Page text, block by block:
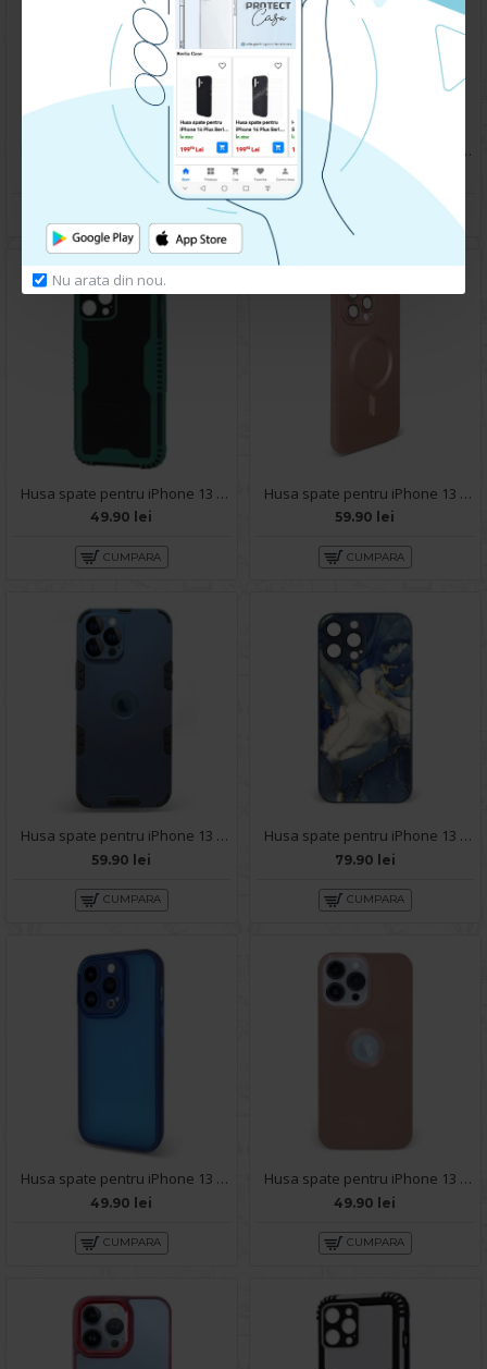
Nu arata din nou.
Husa spate pentru iPhone 13 Pro Max - Leaf Case Roz
59.90 lei
Husa spate pentru iPhone 13 Pro Max - Silicon Line Rosu
49.90 lei
Husa spate pentru iPhone 13 Pro Max - Zip Case Verde
49.90 lei
CUMPARA
Husa spate pentru iPhone 13 Pro Max - Sassy Case Roz
59.90 lei
CUMPARA
Husa spate pentru iPhone 13 Pro Max - Mantis Case Navy / Negru
59.90 lei
CUMPARA
Husa spate pentru iPhone 13 Pro Max - Deli Case Albastru
79.90 lei
CUMPARA
Husa spate pentru iPhone 13 Pro Max - Catwalk Case Albastru
49.90 lei
CUMPARA
Husa spate pentru iPhone 13 Pro Max - Circle Case Roz Prafuit & Roz
49.90 lei
CUMPARA